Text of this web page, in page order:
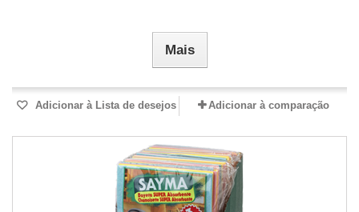
Mais
Adicionar à Lista de desejos Adicionar à comparação